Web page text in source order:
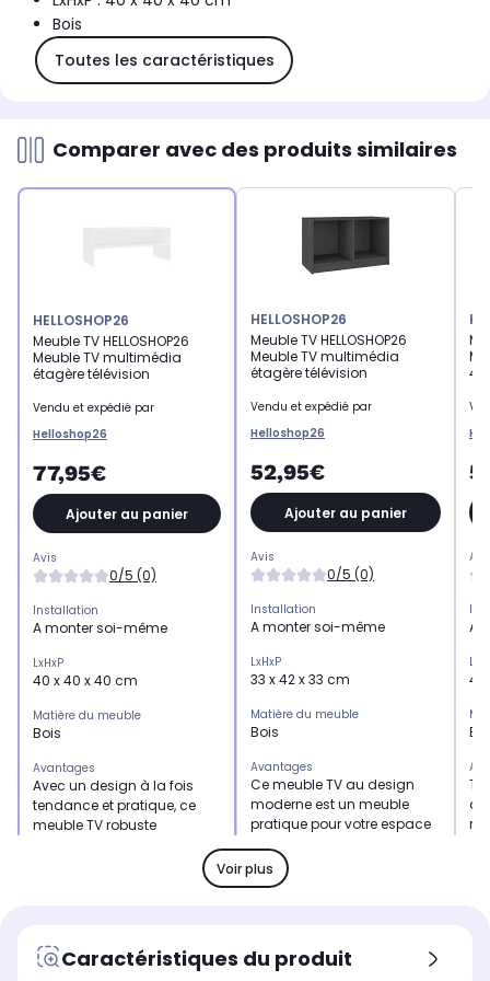
Bois
Toutes les caractéristiques
Comparer avec des produits similaires
HELLOSHOP26
Meuble TV HELLOSHOP26
Meuble TV multimédia
étagère télévision
Vendu et expédié par
Helloshop26
77,95€
Ajouter au panier
Avis
0/5 (0)
Installation
A monter soi-même
LxHxP
40 x 40 x 40 cm
Matière du meuble
Bois
Avantages
Avec un design à la fois
tendance et pratique, ce
meuble TV robuste
deviendra certainement un
point central de votre pièce.
Cache câble
HELLOSHOP26
Meuble TV HELLOSHOP26
Meuble TV multimédia
étagère télévision
Vendu et expédié par
Helloshop26
52,95€
Ajouter au panier
Avis
0/5 (0)
Installation
A monter soi-même
LxHxP
33 x 42 x 33 cm
Matière du meuble
Bois
Avantages
Ce meuble TV au design
moderne est un meuble
pratique pour votre espace
de vie.
Cache câble
40
A
40
de
Voir plus
Caractéristiques du produit